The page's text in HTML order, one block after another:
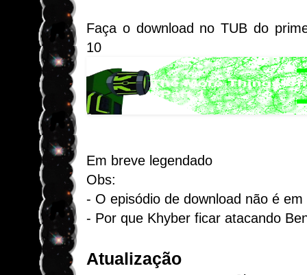
Faça o download no TUB do
10
Em breve legendado
Obs:
- O episódio de download não é em
- Por que Khyber ficar atacando
Atualização